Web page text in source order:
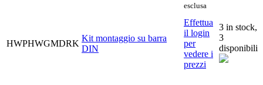
esclusa
HWPHWGMDRK
Kit montaggio su barra
DIN
Effettua
il login
per
vedere i
prezzi
3 in stock,
3
disponibili